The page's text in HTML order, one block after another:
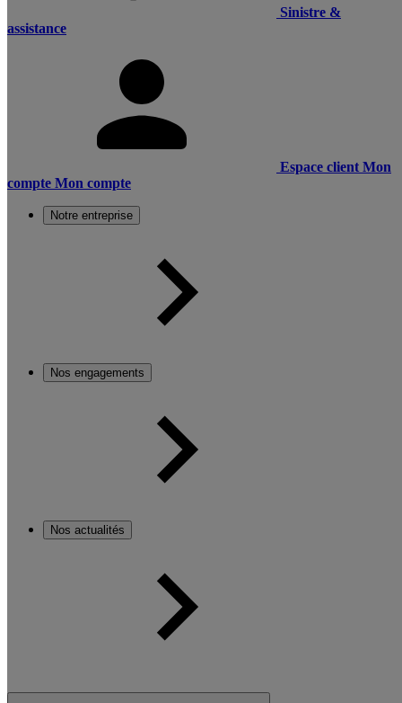
Sinistre &
assistance
Espace client Mon
compte Mon compte
Notre entreprise
Nos engagements
Nos actualités